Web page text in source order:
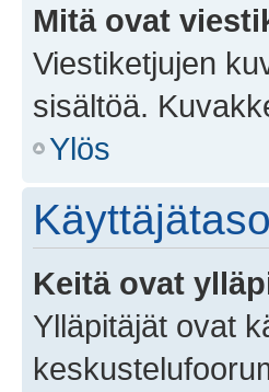
Mitä ovat
Viestiketjujen
sisältöä.
Ylös
Keitä ovat
Ylläpitäjät ovat